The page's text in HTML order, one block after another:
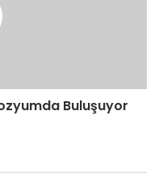
Buluşuyor